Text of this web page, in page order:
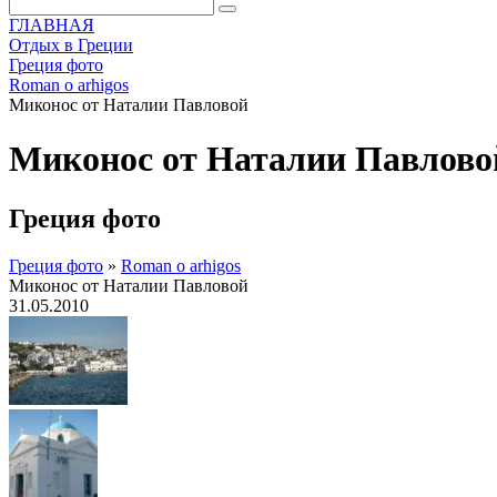
ГЛАВНАЯ
Отдых в Греции
Греция фото
Roman o arhigos
Миконос от Наталии Павловой
Миконос от Наталии
Греция фото
Греция фото » Roman o arhigos
Миконос от Наталии Павловой
31.05.2010